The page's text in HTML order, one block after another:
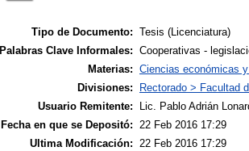
Tipo de Documento: Tesis (Licenciatura)
Palabras Clave Informales: Cooperativas -
Materias: Ciencias económicas
Divisiones:
Rectorado > Facultad
Usuario Remitente:
Lic. Pablo Adrián
Fecha en que se Depositó: 22 Feb 2016 17:29
Ultima Modificación: 22 Feb 2016 17:29